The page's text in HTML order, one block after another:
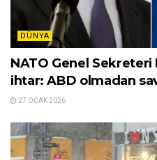
DÜNYA
NATO Genel Sekreteri
ihtar: ABD olmadan
27 OCAK 2026